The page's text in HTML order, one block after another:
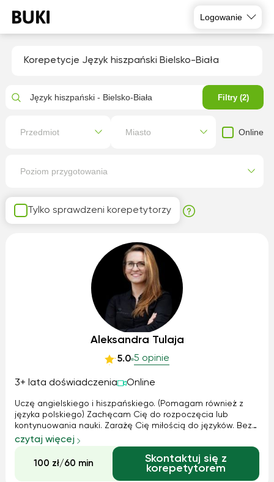
Logowanie
Korepetycje Język hiszpański Bielsko-Biała
Tylko sprawdzeni korepetytorzy
Aleksandra Tulaja
5.0 5 opinie
3+ lata doświadczenia Online
Uczę angielskiego i hiszpańskiego. (Pomagam również z
języka polskiego) Zachęcam Cię do rozpoczęcia lub
kontynuowania nauki. Zarażę Cię miłością do języków. Bez
stresu przełamiesz barierę mówienia i pojmiesz wszystkie
Przygotowuję do egzaminów. Daj...
czytaj więcej
100 zł/60 min
Skontaktuj się z
korepetytorem
Język hiszpański - Bielsko-Biała Filtry (2)
Przedmiot Miasto Online
Poziom przygotowania